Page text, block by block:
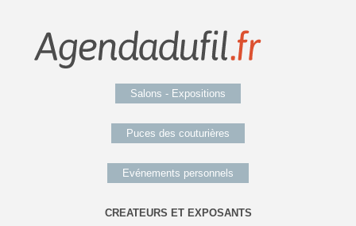
Salons - Expositions
Puces des couturières
Evénements personnels
CREATEURS ET EXPOSANTS